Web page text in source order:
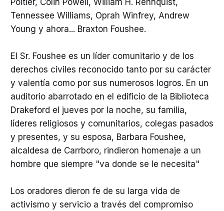
Tennessee Williams, Oprah Winfrey, Andrew
Young y ahora... Braxton Foushee.
El Sr. Foushee es un líder comunitario y de los
derechos civiles reconocido tanto por su carácter
y valentía como por sus numerosos logros. En un
auditorio abarrotado en el edificio de la Biblioteca
Drakeford el jueves por la noche, su familia,
líderes religiosos y comunitarios, colegas pasados
y presentes, y su esposa, Barbara Foushee,
alcaldesa de Carrboro, rindieron homenaje a un
hombre que siempre "va donde se le necesita"
Los oradores dieron fe de su larga vida de
activismo y servicio a través del compromiso